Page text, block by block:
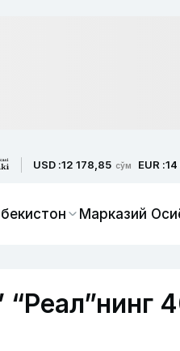
USD :12 178,85 сўм EUR :14
Марказий
“Реал”нинг